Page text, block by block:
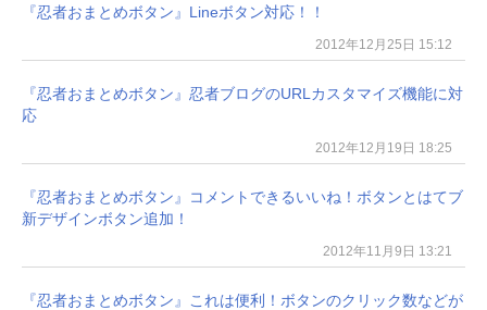
『忍者おまとめボタン』Lineボタン対応！！
2012年12月25日 15:12
『忍者おまとめボタン』忍者ブログのURLカスタマイズ機能に対
応
2012年12月19日 18:25
『忍者おまとめボタン』コメントできるいいね！ボタンとはてブ
新デザインボタン追加！
2012年11月9日 13:21
『忍者おまとめボタン』これは便利！ボタンのクリック数などが